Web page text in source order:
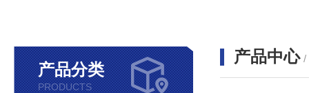
产品分类
PRODUCTS
产品中心 /